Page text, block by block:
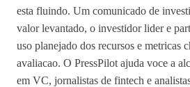
esta fluindo. Um comunicado de
valor levantado, o investidor lider e
uso planejado dos recursos e metricas
avaliacao. O PressPilot ajuda voce a
em VC, jornalistas de fintech e